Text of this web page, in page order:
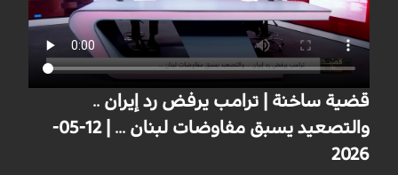
قضية ساخنة | ترامب يرفض رد إيران ..
والتصعيد يسبق مفاوضات لبنان ... | 12-05-
2026